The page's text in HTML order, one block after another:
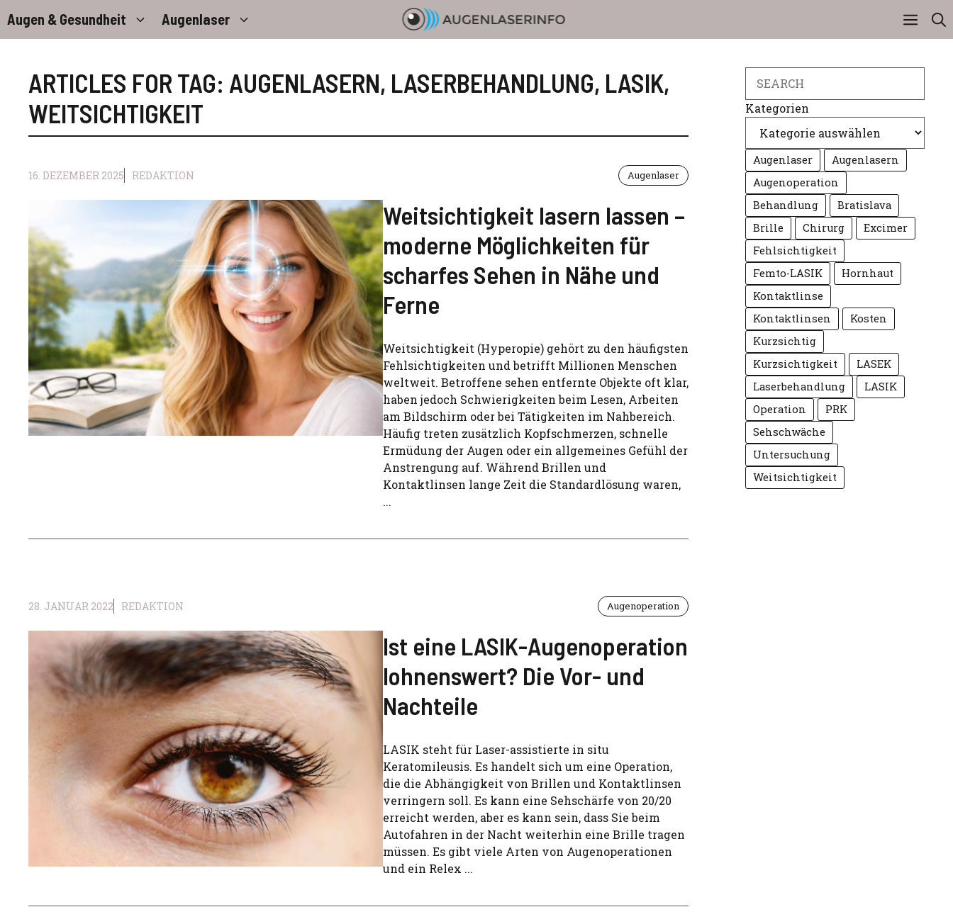
Inhalt
springen
Augen & Gesundheit Augenlaser
ARTICLES FOR TAG: AUGENLASERN, LASERBEHANDLUNG, LASIK,
WEITSICHTIGKEIT
16. DEZEMBER 2025 REDAKTION Augenlaser
Weitsichtigkeit lasern lassen –
moderne Möglichkeiten für
scharfes Sehen in Nähe und
Ferne
Weitsichtigkeit (Hyperopie) gehört zu den häufigsten
Fehlsichtigkeiten und betrifft Millionen Menschen
weltweit. Betroffene sehen entfernte Objekte oft klar,
haben jedoch Schwierigkeiten beim Lesen, Arbeiten
am Bildschirm oder bei Tätigkeiten im Nahbereich.
Häufig treten zusätzlich Kopfschmerzen, schnelle
Ermüdung der Augen oder ein allgemeines Gefühl der
Anstrengung auf. Während Brillen und
Kontaktlinsen lange Zeit die Standardlösung waren,
...
28. JANUAR 2022 REDAKTION Augenoperation
Ist eine LASIK-Augenoperation
lohnenswert? Die Vor- und
Nachteile
LASIK steht für Laser-assistierte in situ
Keratomileusis. Es handelt sich um eine Operation,
die die Abhängigkeit von Brillen und Kontaktlinsen
verringern soll. Es kann eine Sehschärfe von 20/20
erreicht werden, aber es kann sein, dass Sie beim
Autofahren in der Nacht weiterhin eine Brille tragen
müssen. Es gibt viele Arten von Augenoperationen
und ein Relex ...
Kategorien
Augenlaser
Augenlasern
Augenoperation
Behandlung
Bratislava
Brille
Chirurg
Excimer
Fehlsichtigkeit
Femto-LASIK
Hornhaut
Kontaktlinse
Kontaktlinsen
Kosten
Kurzsichtig
Kurzsichtigkeit
LASEK
Laserbehandlung
LASIK
Operation
PRK
Sehschwäche
Untersuchung
Weitsichtigkeit